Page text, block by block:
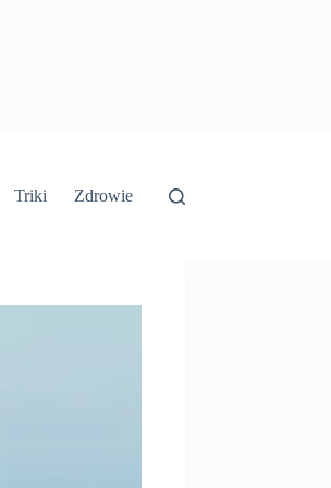
Triki Zdrowie